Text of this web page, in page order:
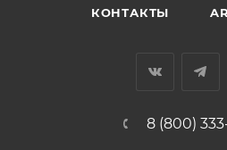
КОНТАКТЫ
8 (800)